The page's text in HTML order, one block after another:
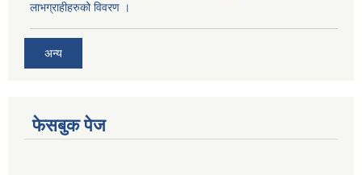
लाभग्राहीहरुको विवरण ।
अन्य
फेसबुक पेज